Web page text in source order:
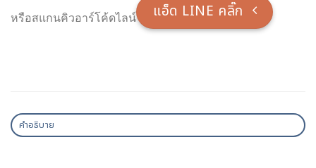
หรือสแกนคิวอาร์โค้ดไลน์ แอ็ด LINE คลิ๊ก
คำอธิบาย